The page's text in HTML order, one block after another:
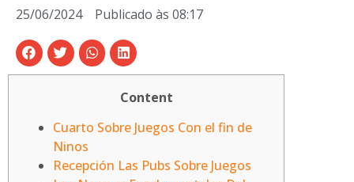
25/06/2024 Publicado às 08:17
Content
Cuarto Sobre Juegos Con el fin de
Ninos
Recepción Las Pubs Sobre Juegos